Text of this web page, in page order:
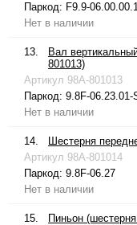
Паркод: F9.9-
Нет в наличии
13.
Вал
801013)
Артикул 98A-801013
Паркод: 9.8F-06.23.01-
Нет в наличии
14.
Шестерня
Артикул 98A-801014
Паркод: 9.8F-06.27
Нет в наличии
15.
Пиньон